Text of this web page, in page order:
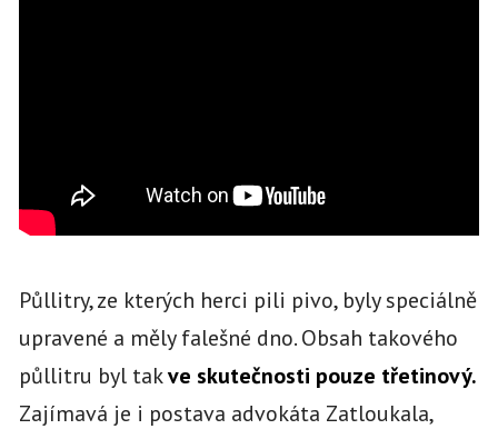
Půllitry, ze kterých herci pili pivo, byly speciálně
upravené a měly falešné dno. Obsah takového
půllitru byl takve skutečnosti pouze třetinový.
Zajímavá je i postava advokáta Zatloukala,